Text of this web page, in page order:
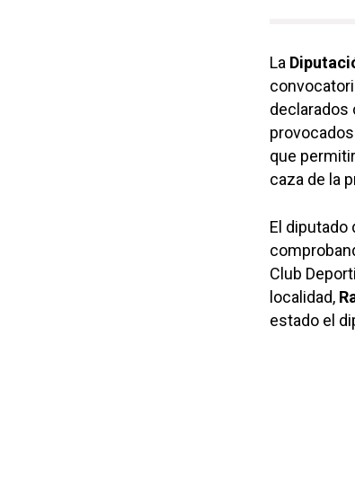
La
declarados
que
caza de la
El diputado
Club
localidad,
estado el